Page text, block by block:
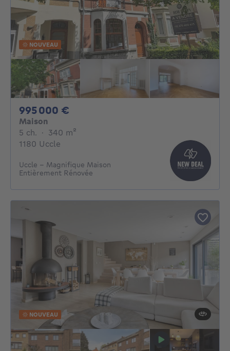
NOUVEAU
995 000 €
Maison
5 ch. 5 chambres
· 340 m²
1180 Uccle
Uccle - Magnifique Maison
Entièrement Rénovée
NOUVEAU